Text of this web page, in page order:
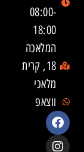
08:00-
18:00
המלאכה
18, קרית
מלאכי
ווצאפ